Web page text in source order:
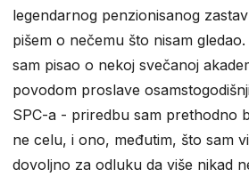
legendarnog penzionisanog
pišem o nečemu što nisam
sam pisao o nekoj svečanoj
povodom proslave
SPC-a - priredbu sam prethodno
ne celu, i ono, međutim, što sam
dovoljno za odluku da više nikad